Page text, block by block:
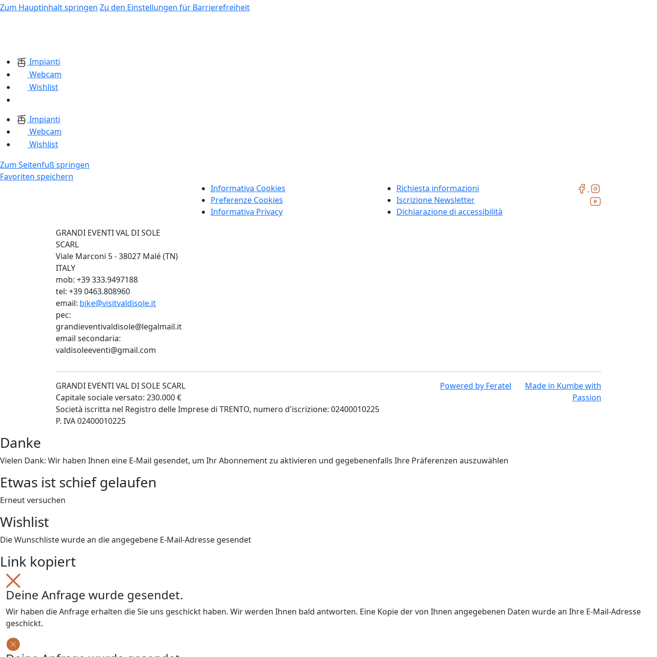
Zum Hauptinhalt springen Zu den Einstellungen für Barrierefreiheit
Impianti
Webcam
Wishlist
Impianti
Webcam
Wishlist
Zum Seitenfuß springen
Favoriten speichern
GRANDI EVENTI VAL DI SOLE
SCARL
Viale Marconi 5 - 38027 Malé (TN)
ITALY
mob: +39 333.9497188
tel: +39 0463.808960
email: bike@visitvaldisole.it
pec:
grandieventivaldisole@legalmail.it
email secondaria:
valdisoleeventi@gmail.com
Informativa Cookies
Preferenze Cookies
Informativa Privacy
Richiesta informazioni
Iscrizione Newsletter
Dichiarazione di accessibilità
GRANDI EVENTI VAL DI SOLE SCARL
Capitale sociale versato: 230.000 €
Società iscritta nel Registro delle Imprese di TRENTO, numero d'iscrizione: 02400010225
P. IVA 02400010225
Powered by Feratel Made in Kumbewith
Passion
Danke
Vielen Dank: Wir haben Ihnen eine E-Mail gesendet, um Ihr Abonnement zu aktivieren und gegebenenfalls Ihre Präferenzen auszuwählen
Etwas ist schief gelaufen
Erneut versuchen
Wishlist
Die Wunschliste wurde an die angegebene E-Mail-Adresse gesendet
Link kopiert
Deine Anfrage wurde gesendet.
Wir haben die Anfrage erhalten die Sie uns geschickt haben. Wir werden Ihnen bald antworten. Eine Kopie der von Ihnen angegebenen Daten wurde an Ihre E-Mail-Adresse
geschickt.